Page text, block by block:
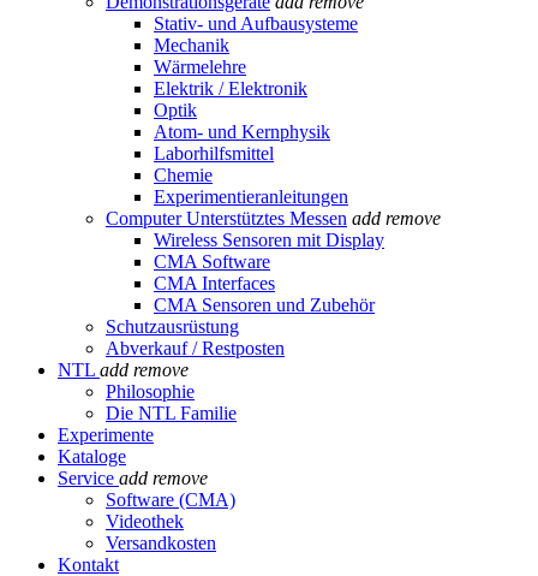
Stativ- und Aufbausysteme
Mechanik
Wärmelehre
Elektrik / Elektronik
Optik
Atom- und Kernphysik
Laborhilfsmittel
Chemie
Experimentieranleitungen
Computer Unterstütztes Messen add remove
Wireless Sensoren mit Display
CMA Software
CMA Interfaces
CMA Sensoren und Zubehör
Schutzausrüstung
Abverkauf / Restposten
NTL add remove
Philosophie
Die NTL Familie
Experimente
Kataloge
Service add remove
Software (CMA)
Videothek
Versandkosten
Kontakt